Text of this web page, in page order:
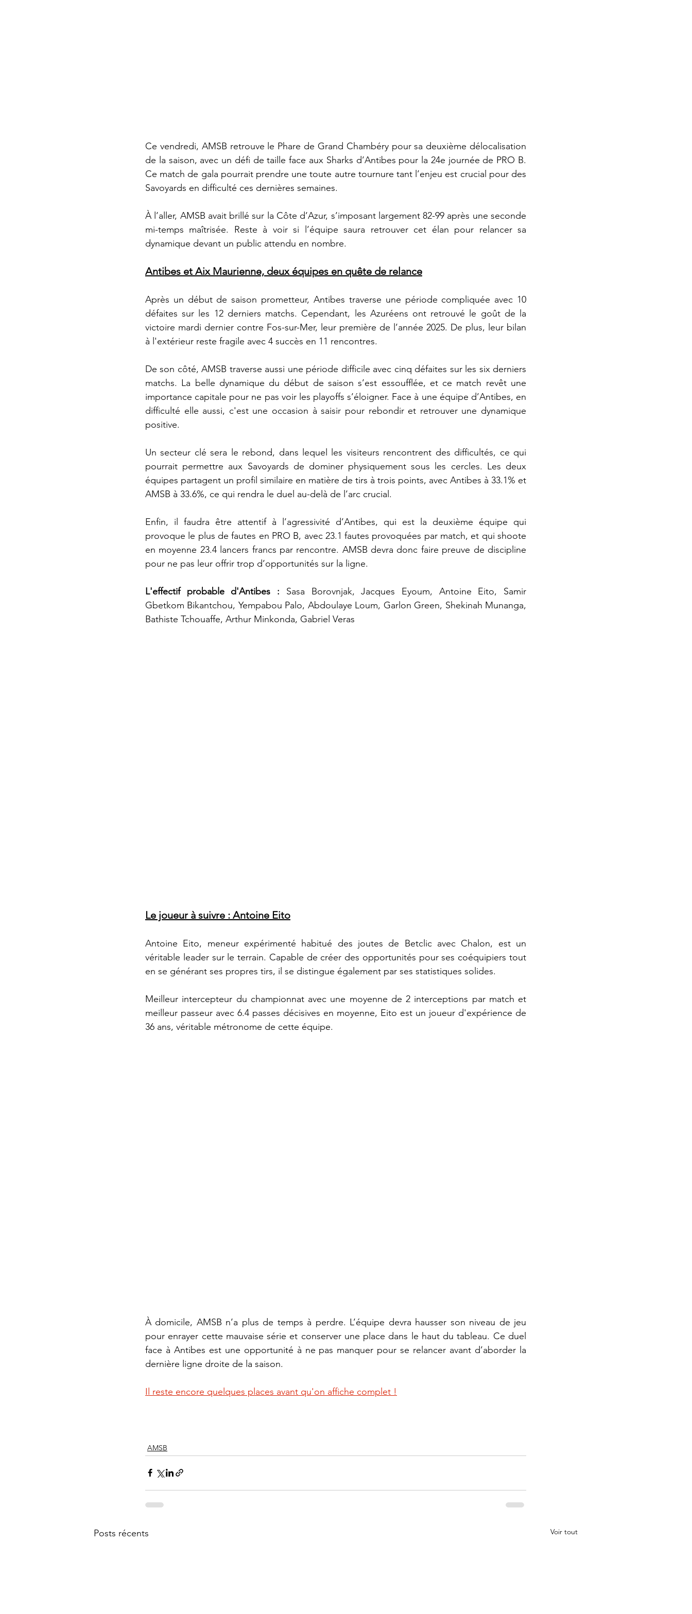
Ce vendredi, AMSB retrouve le Phare de Grand Chambéry pour sa deuxième délocalisation
de la saison, avec un défi de taille face aux Sharks d’Antibes pour la 24e journée de PRO B.
Ce match de gala pourrait prendre une toute autre tournure tant l’enjeu est crucial pour des
Savoyards en difficulté ces dernières semaines.
À l’aller, AMSB avait brillé sur la Côte d’Azur, s’imposant largement 82-99 après une seconde
mi-temps maîtrisée. Reste à voir si l’équipe saura retrouver cet élan pour relancer sa
dynamique devant un public attendu en nombre.
Antibes et Aix Maurienne, deux équipes en quête de relance
Après un début de saison prometteur, Antibes traverse une période compliquée avec 10
défaites sur les 12 derniers matchs. Cependant, les Azuréens ont retrouvé le goût de la
victoire mardi dernier contre Fos-sur-Mer, leur première de l’année 2025. De plus, leur bilan
à l'extérieur reste fragile avec 4 succès en 11 rencontres.
De son côté, AMSB traverse aussi une période difficile avec cinq défaites sur les six derniers
matchs. La belle dynamique du début de saison s’est essoufflée, et ce match revêt une
importance capitale pour ne pas voir les playoffs s’éloigner. Face à une équipe d’Antibes, en
difficulté elle aussi, c'est une occasion à saisir pour rebondir et retrouver une dynamique
positive.
Un secteur clé sera le rebond, dans lequel les visiteurs rencontrent des difficultés, ce qui
pourrait permettre aux Savoyards de dominer physiquement sous les cercles. Les deux
équipes partagent un profil similaire en matière de tirs à trois points, avec Antibes à 33.1% et
AMSB à 33.6%, ce qui rendra le duel au-delà de l’arc crucial.
Enfin, il faudra être attentif à l’agressivité d’Antibes, qui est la deuxième équipe qui
provoque le plus de fautes en PRO B, avec 23.1 fautes provoquées par match, et qui shoote
en moyenne 23.4 lancers francs par rencontre. AMSB devra donc faire preuve de discipline
pour ne pas leur offrir trop d’opportunités sur la ligne.
L'effectif probable d'Antibes : Sasa Borovnjak, Jacques Eyoum, Antoine Eito, Samir
Gbetkom Bikantchou, Yempabou Palo, Abdoulaye Loum, Garlon Green, Shekinah Munanga,
Bathiste Tchouaffe, Arthur Minkonda, Gabriel Veras
Le joueur à suivre : Antoine Eito
Antoine Eito, meneur expérimenté habitué des joutes de Betclic avec Chalon, est un
véritable leader sur le terrain. Capable de créer des opportunités pour ses coéquipiers tout
en se générant ses propres tirs, il se distingue également par ses statistiques solides.
Meilleur intercepteur du championnat avec une moyenne de 2 interceptions par match et
meilleur passeur avec 6.4 passes décisives en moyenne, Eito est un joueur d'expérience de
36 ans, véritable métronome de cette équipe.
À domicile, AMSB n’a plus de temps à perdre. L’équipe devra hausser son niveau de jeu
pour enrayer cette mauvaise série et conserver une place dans le haut du tableau. Ce duel
face à Antibes est une opportunité à ne pas manquer pour se relancer avant d’aborder la
dernière ligne droite de la saison.
Il reste encore quelques places avant qu'on affiche complet !
AMSB
Posts récents Voir tout